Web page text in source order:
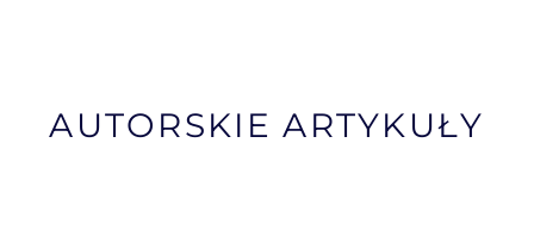
AUTORSKIE ARTYKUŁY